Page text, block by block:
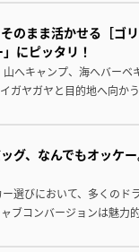
のまま活かせる［ゴ
にピッタリ！
へキャンプ、海へバーベ
ガヤガヤと目的地へ向か
、なんでもオッケー
選びにおいて、多くのド
ブコンバージョンは魅力